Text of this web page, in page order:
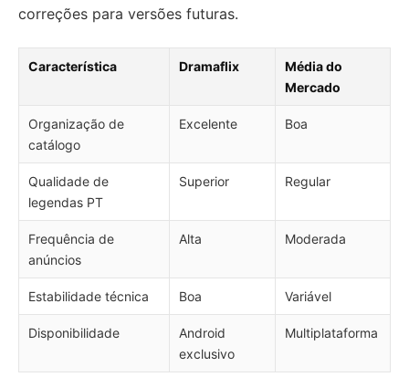
correções para versões futuras.
Característica Dramaflix
Média do
Mercado
Organização de
catálogo
Excelente Boa
Qualidade de
legendas PT
Superior Regular
Frequência de
anúncios
Alta Moderada
Estabilidade técnica Boa Variável
Disponibilidade
Android
exclusivo
Multiplataforma